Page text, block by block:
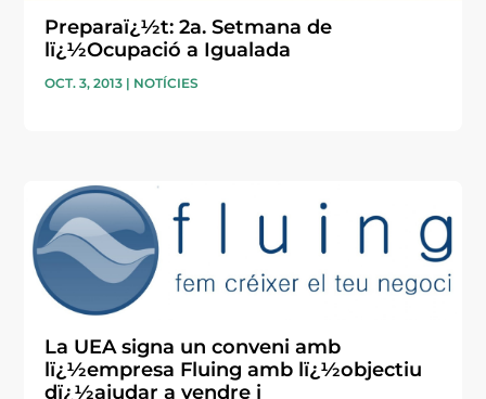
Preparaï¿½t: 2a. Setmana de
lï¿½Ocupació a Igualada
OCT. 3, 2013 | NOTÍCIES
La UEA signa un conveni amb
lï¿½empresa Fluing amb lï¿½objectiu
dï¿½ajudar a vendre i